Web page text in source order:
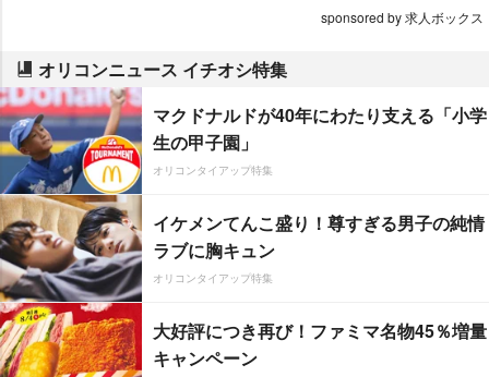
sponsored by 求人ボックス
オリコンニュース イチオシ特集
マクドナルドが40年にわたり支える「小学
生の甲子園」
オリコンタイアップ特集
イケメンてんこ盛り！尊すぎる男子の純情
ラブに胸キュン
オリコンタイアップ特集
大好評につき再び！ファミマ名物45％増量
キャンペーン